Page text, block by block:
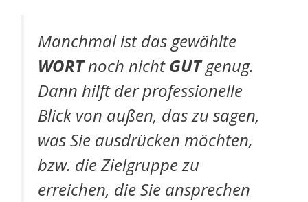
Manchmal ist das gewählte
WORTnoch nichtGUTgenug.
Dann hilft der professionelle
Blick von außen, das zu sagen,
was Sie ausdrücken möchten,
bzw. die Zielgruppe zu
erreichen, die Sie ansprechen